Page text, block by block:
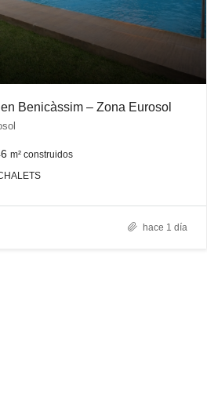
Benicàssim – Zona Eurosol
m² construidos
hace 1 día